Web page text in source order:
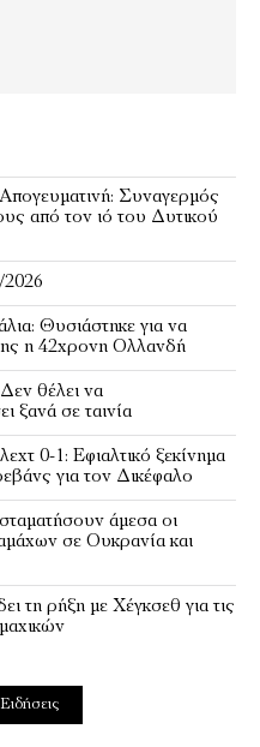
Συναγερμός
από τον ιό του Δυτικού
Θυσιάστηκε για να
η 42χρονη Ολλανδή
θέλει να
ξανά σε ταινία
0-1: Εφιαλτικό ξεκίνημα
για τον Δικέφαλο
άμεσα οι
σε Ουκρανία και
τη ρήξη με Χέγκσεθ για τις